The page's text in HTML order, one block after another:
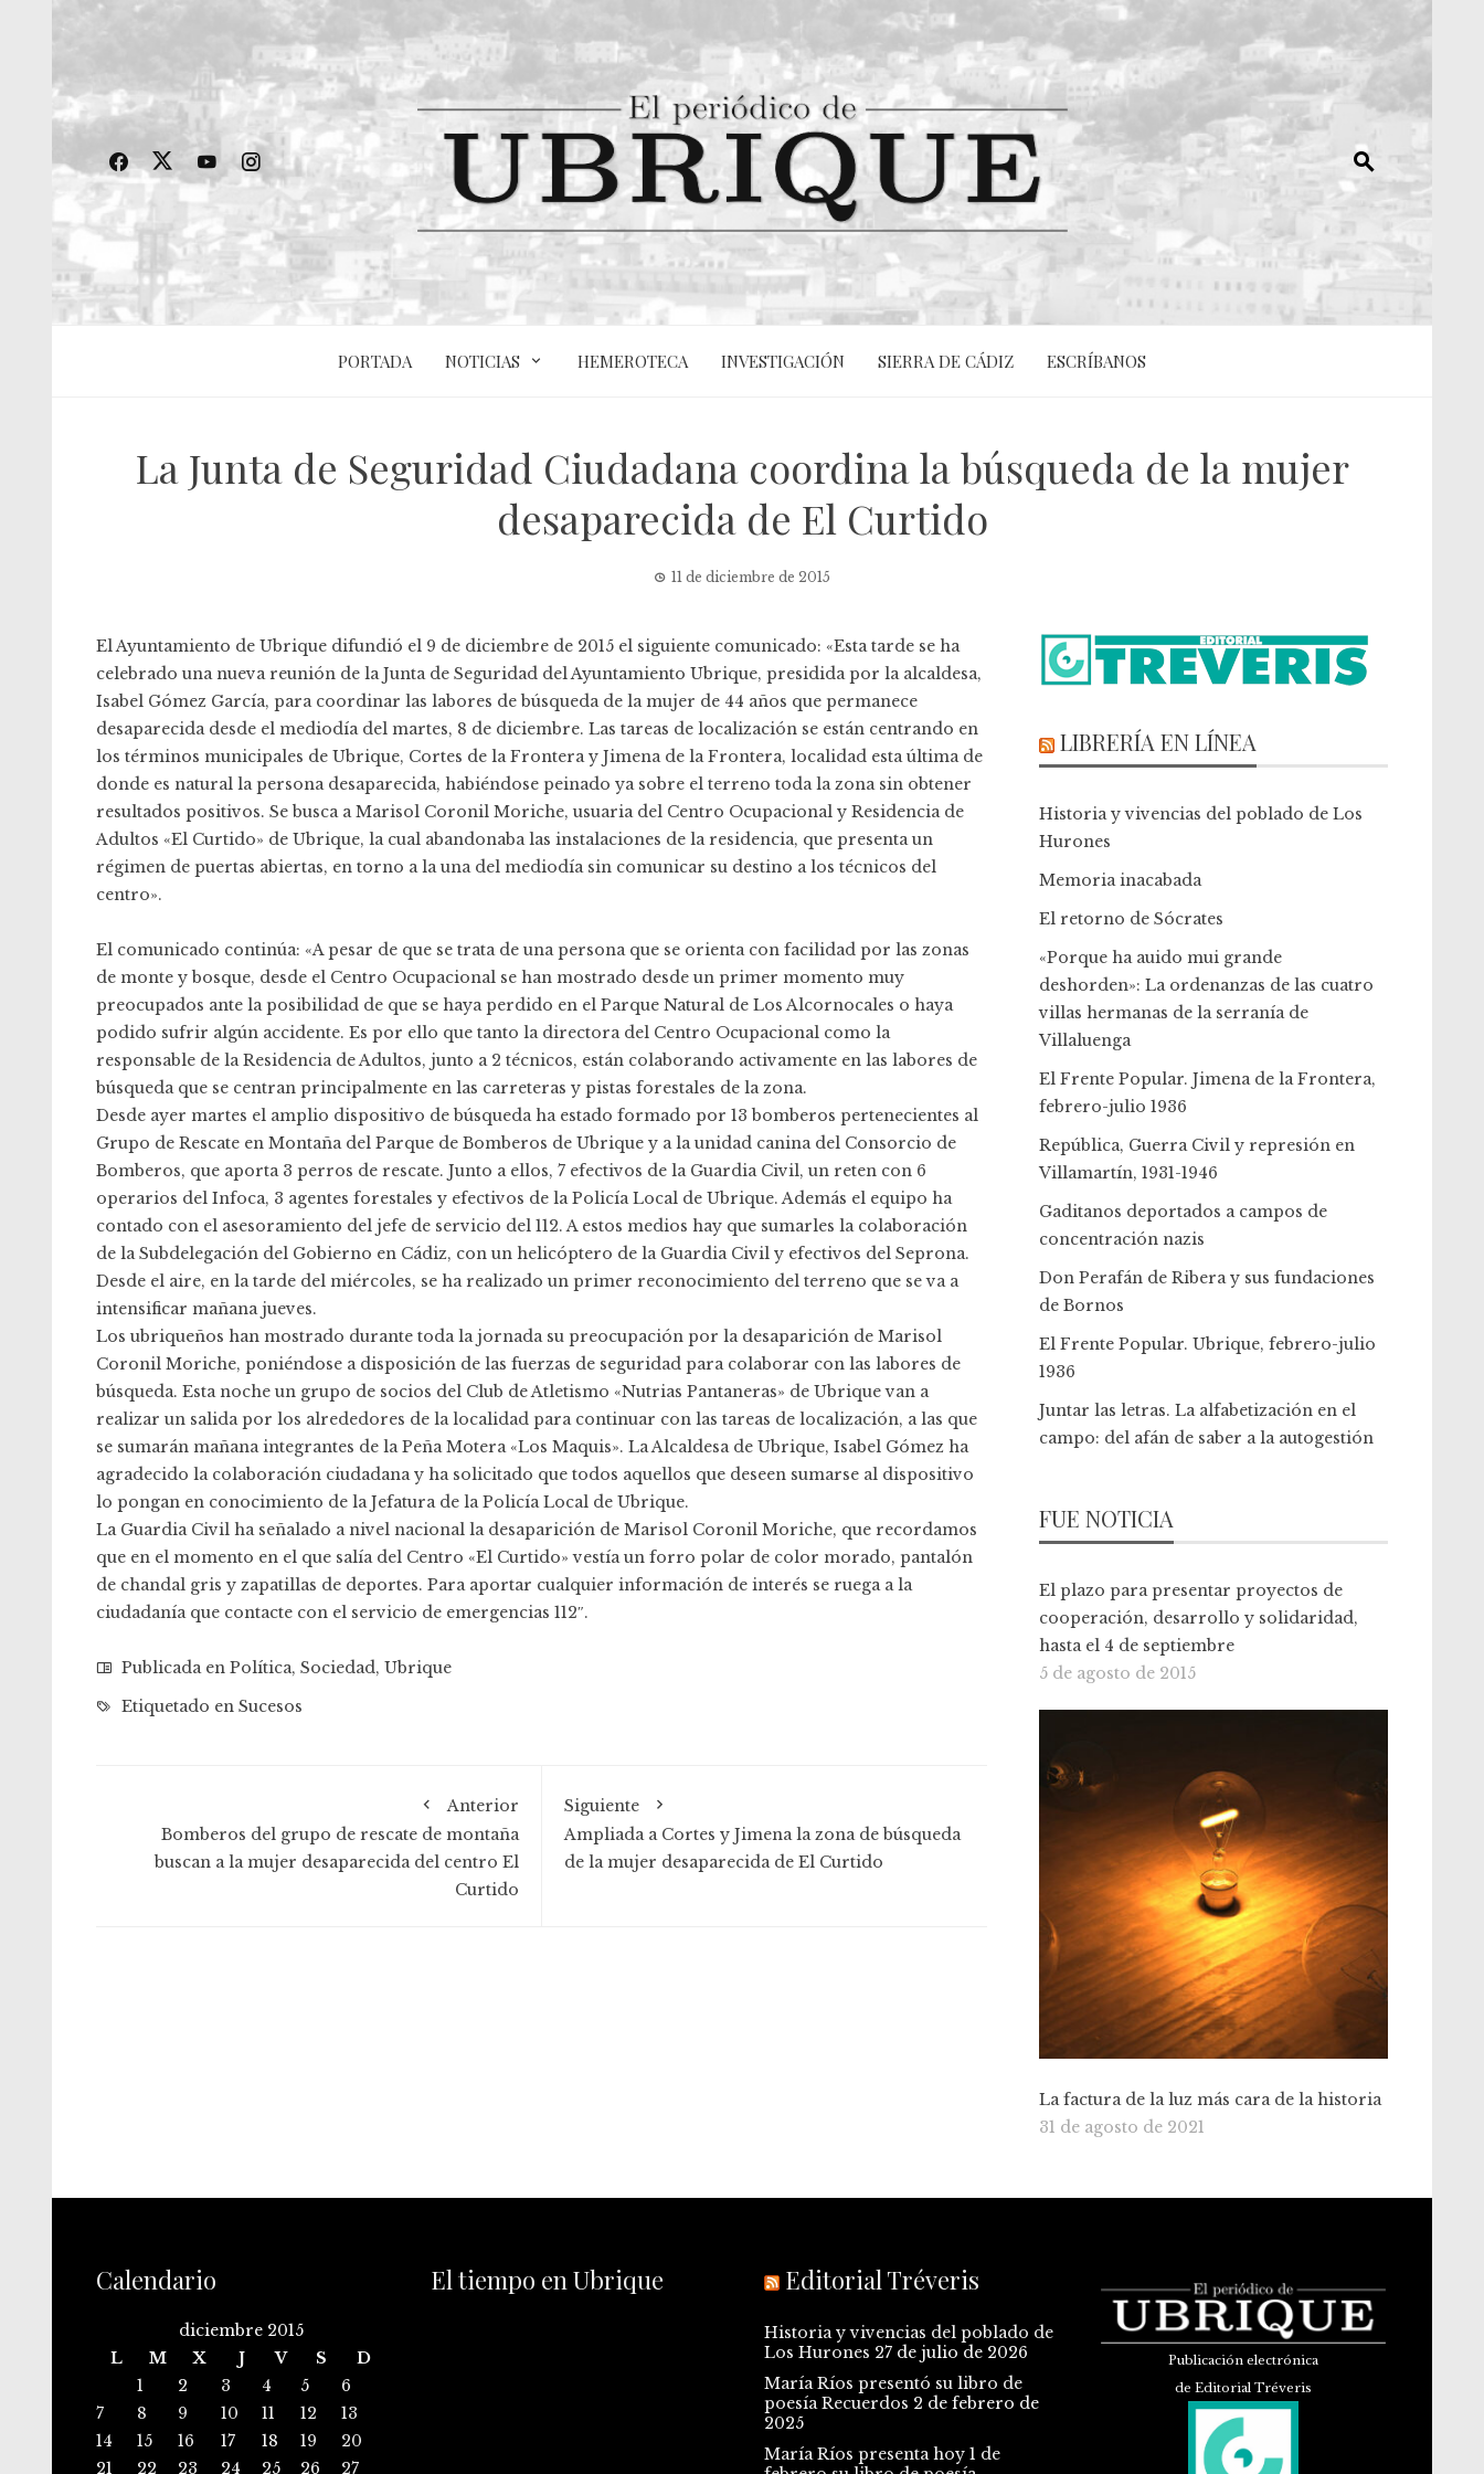
PORTADA NOTICIAS HEMEROTECA INVESTIGACIÓN SIERRA DE CÁDIZ ESCRÍBANOS
La Junta de Seguridad Ciudadana coordina la búsqueda de la mujer
desaparecida de El Curtido
11 de diciembre de 2015
El Ayuntamiento de Ubrique difundió el 9 de diciembre de 2015 el siguiente comunicado: «Esta tarde se ha
celebrado una nueva reunión de la Junta de Seguridad del Ayuntamiento Ubrique, presidida por la alcaldesa,
Isabel Gómez García, para coordinar las labores de búsqueda de la mujer de 44 años que permanece
desaparecida desde el mediodía del martes, 8 de diciembre. Las tareas de localización se están centrando en
los términos municipales de Ubrique, Cortes de la Frontera y Jimena de la Frontera, localidad esta última de
donde es natural la persona desaparecida, habiéndose peinado ya sobre el terreno toda la zona sin obtener
resultados positivos. Se busca a Marisol Coronil Moriche, usuaria del Centro Ocupacional y Residencia de
Adultos «El Curtido» de Ubrique, la cual abandonaba las instalaciones de la residencia, que presenta un
régimen de puertas abiertas, en torno a la una del mediodía sin comunicar su destino a los técnicos del
centro».
El comunicado continúa: «A pesar de que se trata de una persona que se orienta con facilidad por las zonas
de monte y bosque, desde el Centro Ocupacional se han mostrado desde un primer momento muy
preocupados ante la posibilidad de que se haya perdido en el Parque Natural de Los Alcornocales o haya
podido sufrir algún accidente. Es por ello que tanto la directora del Centro Ocupacional como la
responsable de la Residencia de Adultos, junto a 2 técnicos, están colaborando activamente en las labores de
búsqueda que se centran principalmente en las carreteras y pistas forestales de la zona.
Desde ayer martes el amplio dispositivo de búsqueda ha estado formado por 13 bomberos pertenecientes al
Grupo de Rescate en Montaña del Parque de Bomberos de Ubrique y a la unidad canina del Consorcio de
Bomberos, que aporta 3 perros de rescate. Junto a ellos, 7 efectivos de la Guardia Civil, un reten con 6
operarios del Infoca, 3 agentes forestales y efectivos de la Policía Local de Ubrique. Además el equipo ha
contado con el asesoramiento del jefe de servicio del 112. A estos medios hay que sumarles la colaboración
de la Subdelegación del Gobierno en Cádiz, con un helicóptero de la Guardia Civil y efectivos del Seprona.
Desde el aire, en la tarde del miércoles, se ha realizado un primer reconocimiento del terreno que se va a
intensificar mañana jueves.
Los ubriqueños han mostrado durante toda la jornada su preocupación por la desaparición de Marisol
Coronil Moriche, poniéndose a disposición de las fuerzas de seguridad para colaborar con las labores de
búsqueda. Esta noche un grupo de socios del Club de Atletismo «Nutrias Pantaneras» de Ubrique van a
realizar un salida por los alrededores de la localidad para continuar con las tareas de localización, a las que
se sumarán mañana integrantes de la Peña Motera «Los Maquis». La Alcaldesa de Ubrique, Isabel Gómez ha
agradecido la colaboración ciudadana y ha solicitado que todos aquellos que deseen sumarse al dispositivo
lo pongan en conocimiento de la Jefatura de la Policía Local de Ubrique.
La Guardia Civil ha señalado a nivel nacional la desaparición de Marisol Coronil Moriche, que recordamos
que en el momento en el que salía del Centro «El Curtido» vestía un forro polar de color morado, pantalón
de chandal gris y zapatillas de deportes. Para aportar cualquier información de interés se ruega a la
ciudadanía que contacte con el servicio de emergencias 112″.
Publicada en Política, Sociedad, Ubrique
Etiquetado en Sucesos
Anterior
Bomberos del grupo de rescate de montaña
buscan a la mujer desaparecida del centro El
Curtido
Siguiente
Ampliada a Cortes y Jimena la zona de búsqueda
de la mujer desaparecida de El Curtido
LIBRERÍA EN LÍNEA
Historia y vivencias del poblado de Los
Hurones
Memoria inacabada
El retorno de Sócrates
«Porque ha auido mui grande
deshorden»: La ordenanzas de las cuatro
villas hermanas de la serranía de
Villaluenga
El Frente Popular. Jimena de la Frontera,
febrero-julio 1936
República, Guerra Civil y represión en
Villamartín, 1931-1946
Gaditanos deportados a campos de
concentración nazis
Don Perafán de Ribera y sus fundaciones
de Bornos
El Frente Popular. Ubrique, febrero-julio
1936
Juntar las letras. La alfabetización en el
campo: del afán de saber a la autogestión
FUE NOTICIA
El plazo para presentar proyectos de
cooperación, desarrollo y solidaridad,
hasta el 4 de septiembre
5 de agosto de 2015
La factura de la luz más cara de la historia
31 de agosto de 2021
Calendario
diciembre 2015
L
M X J V S
D
1
2 3 4 5
6
7
8 9 10 11 12
13
14
15 16 17 18 19
20
21
22 23 24 25 26 27
El tiempo en Ubrique Editorial Tréveris
Historia y vivencias del poblado de
Los Hurones 27 de julio de 2026
María Ríos presentó su libro de
poesía Recuerdos 2 de febrero de
2025
María Ríos presenta hoy 1 de
Publicación electrónica
de Editorial Tréveris